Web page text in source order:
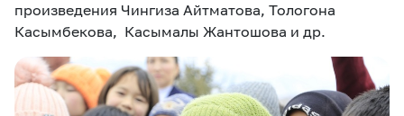
произведения Чингиза Айтматова, Тологона
Касымбекова, Касымалы Жантошова и др.